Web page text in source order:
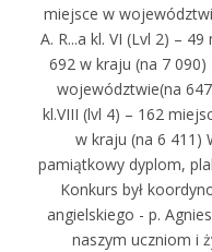
miejsce w
A. R...a kl. VI (Lvl 2) –
692 w kraju (na 7 090)
województwie(na
kl.VIII (lvl 4) – 162
w kraju (na 6 411)
pamiątkowy dyplom,
Konkurs był
angielskiego - p.
naszym uczniom i